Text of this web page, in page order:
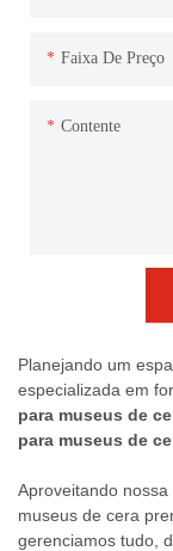
Faixa De Preço
Contente
Planejando um
especializada em
para museus de
para museus de
Aproveitando
museus de cera
gerenciamos tudo,